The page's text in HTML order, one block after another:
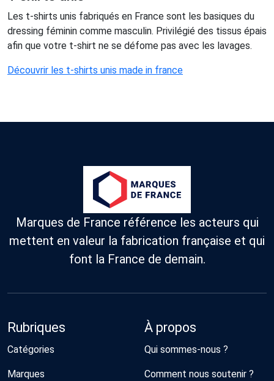
Les t-shirts unis fabriqués en France sont les basiques du
dressing féminin comme masculin. Privilégié des tissus épais
afin que votre t-shirt ne se défome pas avec les lavages.
Découvrir les t-shirts unis made in france
Marques de France référence les acteurs qui
mettent en valeur la fabrication française et qui
font la France de demain.
Rubriques
Catégories
Marques
À propos
Qui sommes-nous ?
Comment nous soutenir ?